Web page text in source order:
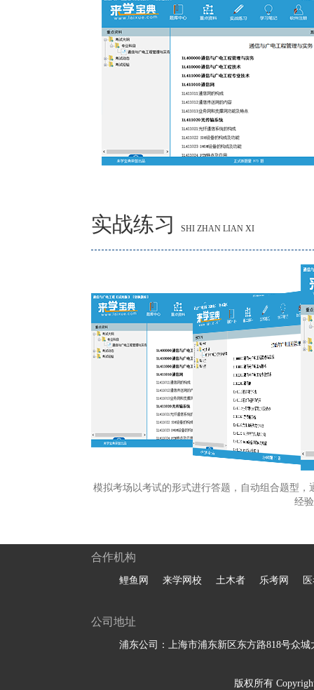
实战练习 SHI ZHAN LIAN XI
模拟考场以考试的形式进行答题，自动组合题型
经
合作机构
鲤鱼网 来学网校 土木者 乐考网
公司地址
浦东公司：上海市浦东新区东方路818号众城
版权所有